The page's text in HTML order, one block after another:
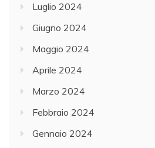
Luglio 2024
Giugno 2024
Maggio 2024
Aprile 2024
Marzo 2024
Febbraio 2024
Gennaio 2024